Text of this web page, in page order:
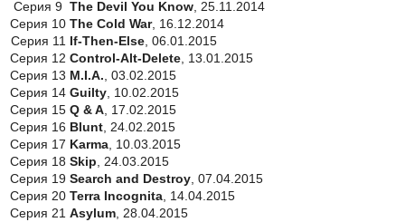
Серия 9 The Devil You Know , 25.11.2014
Серия 10 The Cold War, 16.12.2014
Серия 11 If-Then-Else , 06.01.2015
Серия 12 Control-Alt-Delete , 13.01.2015
Серия 13 M.I.A. , 03.02.2015
Серия 14 Guilty , 10.02.2015
Серия 15 Q & A , 17.02.2015
Серия 16 Blunt , 24.02.2015
Серия 17 Karma , 10.03.2015
Серия 18 Skip , 24.03.2015
Серия 19 Search and Destroy , 07.04.2015
Серия 20 Terra Incognita , 14.04.2015
Серия 21 Asylum , 28.04.2015